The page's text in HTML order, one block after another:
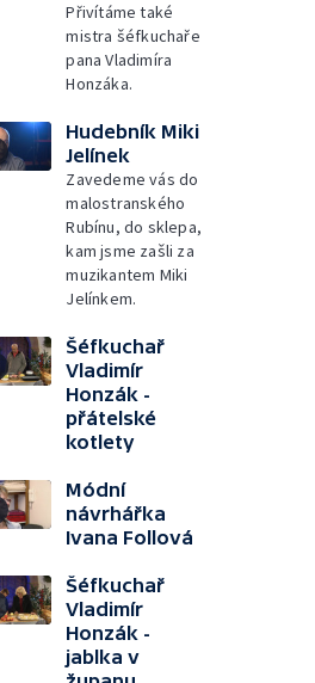
Přivítáme také
mistra šéfkuchaře
pana Vladimíra
Honzáka.
Hudebník Miki
Jelínek
Zavedeme vás do
malostranského
Rubínu, do sklepa,
kam jsme zašli za
muzikantem Miki
Jelínkem.
Šéfkuchař
Vladimír
Honzák -
přátelské
kotlety
Módní
návrhářka
Ivana Follová
Šéfkuchař
Vladimír
Honzák -
jablka v